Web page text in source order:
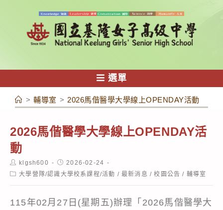
容
選單
> 輔導室 > 2026馬偕醫學大學線上OPENDAY活動
2026馬偕醫學大學線上OPENDAY活
動
Post
author:
klgsh600
Post
published:
2026-02-24
Post大學營隊/認識大學校系課程/活動 / 最新消息 / 校園公告 / 輔導室
115年02月27日(星期五)辦理「2026馬偕醫學大